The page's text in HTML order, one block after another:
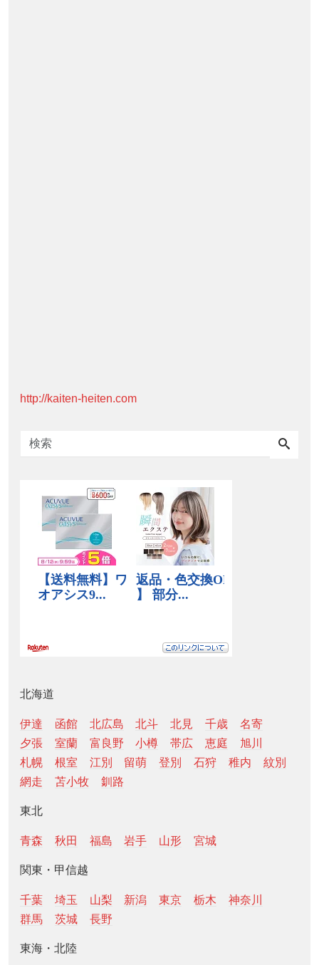
http://kaiten-heiten.com
北海道
伊達 函館 北広島 北斗 北見 千歳
名寄
夕張
室蘭 富良野 小樽 帯広 恵庭
旭川
札幌
根室 江別 留萌 登別 石狩 稚内
紋別
網走
苫小牧 釧路
東北
青森 秋田 福島 岩手 山形 宮城
関東・甲信越
千葉 埼玉 山梨 新潟 東京 栃木
神奈川
群馬
茨城 長野
東海・北陸